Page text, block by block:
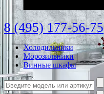
8 (495) 177-56-75
Холодильники
Морозильники
Винные шкафы